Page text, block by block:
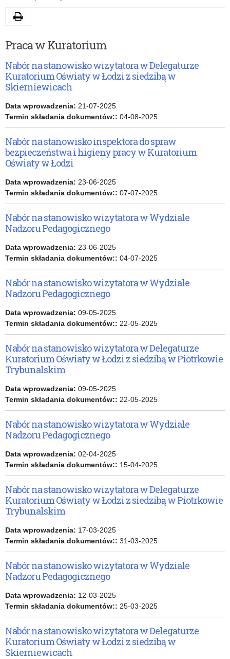
Praca w Kuratorium
Nabór na stanowisko wizytatora w Delegaturze
Kuratorium Oświaty w Łodzi z siedzibą w
Skierniewicach
Data wprowadzenia: 21-07-2025
Termin składania dokumentów:: 04-08-2025
Nabór na stanowisko inspektora do spraw
bezpieczeństwa i higieny pracy w Kuratorium
Oświaty w Łodzi
Data wprowadzenia: 23-06-2025
Termin składania dokumentów:: 07-07-2025
Nabór na stanowisko wizytatora w Wydziale
Nadzoru Pedagogicznego
Data wprowadzenia: 23-06-2025
Termin składania dokumentów:: 04-07-2025
Nabór na stanowisko wizytatora w Wydziale
Nadzoru Pedagogicznego
Data wprowadzenia: 09-05-2025
Termin składania dokumentów:: 22-05-2025
Nabór na stanowisko wizytatora w Delegaturze
Kuratorium Oświaty w Łodzi z siedzibą w Piotrkowie
Trybunalskim
Data wprowadzenia: 09-05-2025
Termin składania dokumentów:: 22-05-2025
Nabór na stanowisko wizytatora w Wydziale
Nadzoru Pedagogicznego
Data wprowadzenia: 02-04-2025
Termin składania dokumentów:: 15-04-2025
Nabór na stanowisko wizytatora w Delegaturze
Kuratorium Oświaty w Łodzi z siedzibą w Piotrkowie
Trybunalskim
Data wprowadzenia: 17-03-2025
Termin składania dokumentów:: 31-03-2025
Nabór na stanowisko wizytatora w Wydziale
Nadzoru Pedagogicznego
Data wprowadzenia: 12-03-2025
Termin składania dokumentów:: 25-03-2025
Nabór na stanowisko wizytatora w Delegaturze
Kuratorium Oświaty w Łodzi z siedzibą w
Skierniewicach
Drukuj